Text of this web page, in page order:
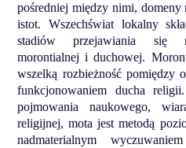
pośredniej między nimi,
istot. Wszechświat lokalny
stadiów przejawiania się
morontialnej i duchowej.
wszelką rozbieżność pomiędzy
funkcjonowaniem ducha
pojmowania naukowego,
religijnej, mota jest metodą
nadmaterialnym